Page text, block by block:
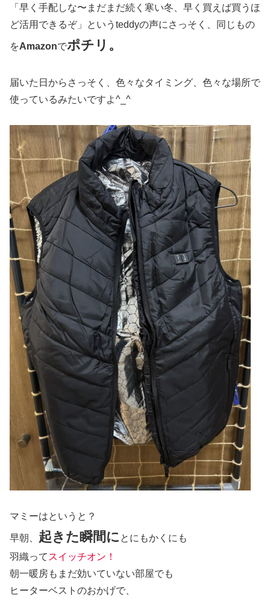
「早く手配しな〜まだまだ続く寒い冬、早く買えば買うほ
ど活用できるぞ」というteddyの声にさっそく、同じもの
をAmazonでポチリ。
届いた日からさっそく、色々なタイミング、色々な場所で
使っているみたいですよ^_^
マミーはというと？
早朝、 起きた瞬間に とにもかくにも
羽織って スイッチオン！
朝一暖房もまだ効いていない部屋でも
ヒーターベストのおかげで、